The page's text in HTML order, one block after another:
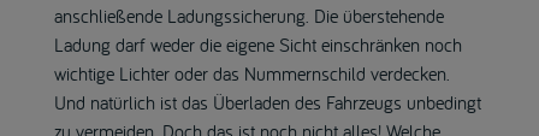
anschließende Ladungssicherung. Die überstehende
Ladung darf weder die eigene Sicht einschränken noch
wichtige Lichter oder das Nummernschild verdecken.
Und natürlich ist das Überladen des Fahrzeugs unbedingt
zu vermeiden. Doch das ist noch nicht alles! Welche